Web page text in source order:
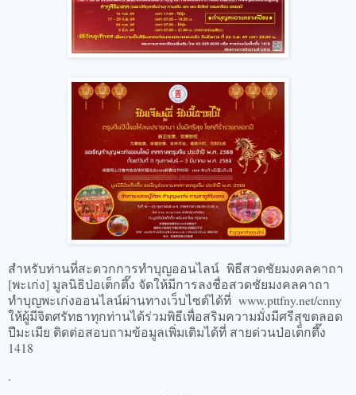
สำหรับท่านที่สะดวกการทำบุญออนไลน์ พิธีสวดชัยมงคลคาถา
[พะเก่ง] มูลนิธิป่อเต็กตึ๊ง จัดให้มีการลงชื่อสวดชัยมงคลคาถา
ทำบุญพะเก่งออนไลน์ผ่านทางเว็บไซต์ได้ที่ www.pttfny.net/cnny
ให้ผู้มีจิตศรัทธาทุกท่านได้ร่วมพิธีเพื่อสริมความมั่งมีศรีสุขตลอด
ปีมะเมีย ติดต่อสอบถามข้อมูลเพิ่มเติมได้ที่ สายด่วนป่อเต็กตึ๊ง
1418
.